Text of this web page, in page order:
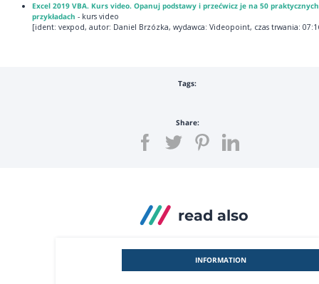
Excel 2019 VBA. Kurs video. Opanuj podstawy i przećwicz je na 50 praktycznych
przykładach - kurs video
[ident: vexpod, autor: Daniel Brzózka, wydawca: Videopoint, czas trwania:
Tags:
Share:
read also
INFORMATION